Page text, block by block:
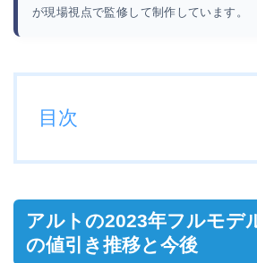
が現場視点で監修して制作しています。
目次
アルトの2023年フルモデ
の値引き推移と今後